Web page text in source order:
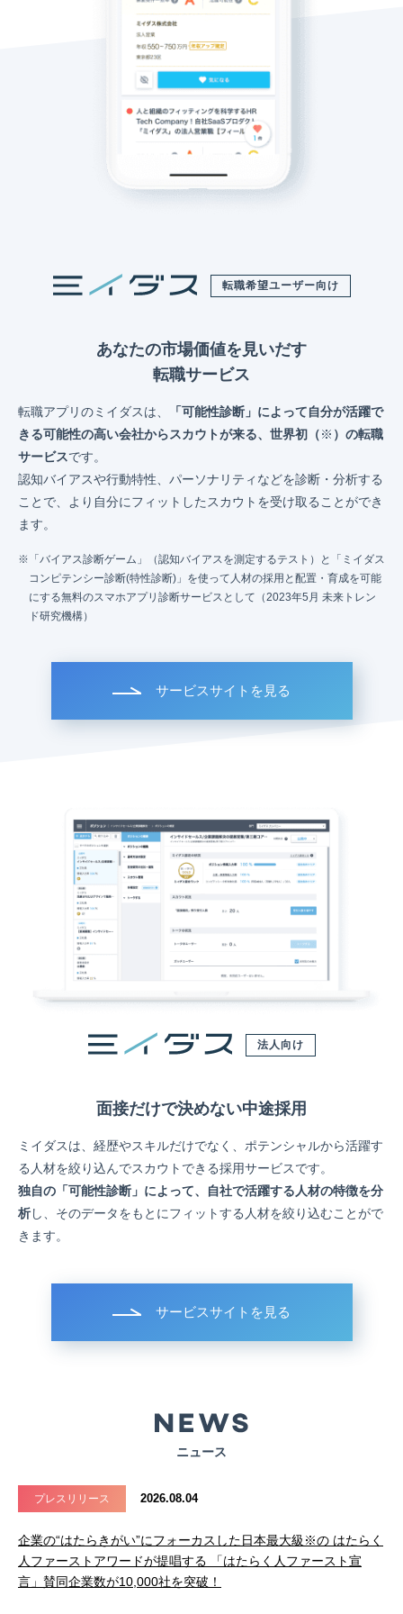
転職希望ユーザー向け
あなたの市場価値を見いだす
転職サービス
転職アプリのミイダスは、
「可能性診断」によって自分が活躍で
きる可能性の高い会社からスカウトが来る、世界初（※ ）の転職
サービスです。
認知バイアスや行動特性、パーソナリティなどを診断・分析する
ことで、より自分にフィットしたスカウトを受け取ることができ
ます。
「バイアス診断ゲーム」（認知バイアスを測定するテスト）と「ミイダス
コンピテンシー診断(特性診断)」を使って人材の採用と配置・育成を可能
にする無料のスマホアプリ診断サービスとして（2023年5月 未来トレン
ド研究機構）
サービスサイトを見る
法人向け
面接だけで決めない中途採用
ミイダスは、経歴やスキルだけでなく、ポテンシャルから活躍す
る人材を絞り込んでスカウトできる採用サービスです。
独自の「可能性診断」によって、自社で活躍する人材の特徴を分
析し、そのデータをもとにフィットする人材を絞り込むことがで
きます。
サービスサイトを見る
ニュース
プレスリリース 2026.08.04
企業の“はたらきがい”にフォーカスした日本最大級※の はたらく
人ファーストアワードが提唱する 「はたらく人ファースト宣
言」賛同企業数が10,000社を突破！